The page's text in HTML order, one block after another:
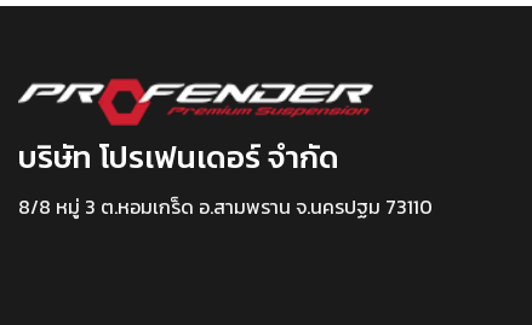
บริษัท โปรเฟนเดอร์ จำกัด
8/8 หมู่ 3 ต.หอมเกร็ด อ.สามพราน จ.นครปฐม 73110